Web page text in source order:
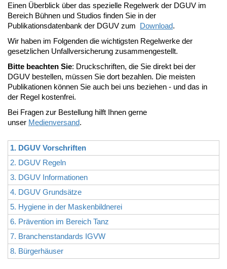
Einen Überblick über das spezielle Regelwerk der DGUV im
Bereich Bühnen und Studios finden Sie in der
Publikationsdatenbank der DGUV zum Download.
Wir haben im Folgenden die wichtigsten Regelwerke der
gesetzlichen Unfallversicherung zusammengestellt.
Bitte beachten Sie: Druckschriften, die Sie direkt bei der
DGUV bestellen, müssen Sie dort bezahlen. Die meisten
Publikationen können Sie auch bei uns beziehen - und das in
der Regel kostenfrei.
Bei Fragen zur Bestellung hilft Ihnen gerne
unser Medienversand.
1. DGUV Vorschriften
2. DGUV Regeln
3. DGUV Informationen
4. DGUV Grundsätze
5. Hygiene in der Maskenbildnerei
6. Prävention im Bereich Tanz
7. Branchenstandards IGVW
8. Bürgerhäuser